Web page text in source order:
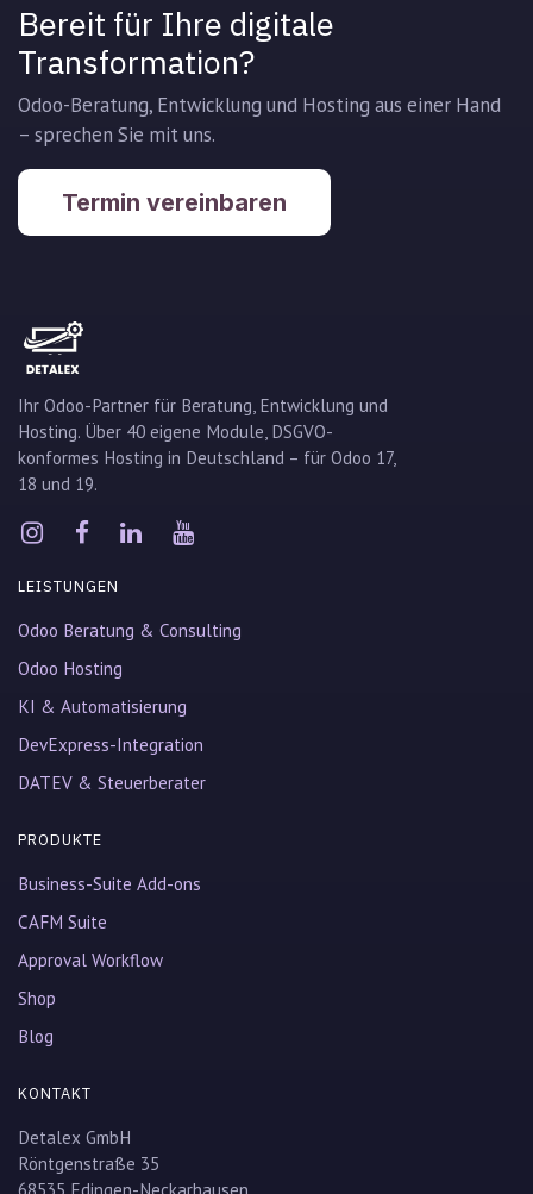
Bereit für Ihre digitale
Transformation?
Odoo-Beratung, Entwicklung und Hosting aus einer Hand
– sprechen Sie mit uns.
Termin vereinbaren
Ihr Odoo-Partner für Beratung, Entwicklung und
Hosting. Über 40 eigene Module, DSGVO-
konformes Hosting in Deutschland – für Odoo 17,
18 und 19.
LEISTUNGEN
Odoo Beratung & Consulting
Odoo Hosting
KI & Automatisierung
DevExpress-Integration
DATEV & Steuerberater
PRODUKTE
Business-Suite Add-ons
CAFM Suite
Approval Workflow
Shop
Blog
KONTAKT
Detalex GmbH
Röntgenstraße 35